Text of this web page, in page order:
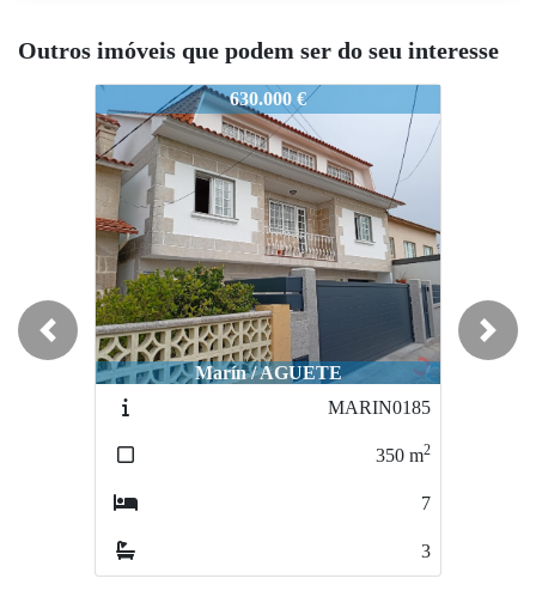
Outros imóveis que podem ser do seu interesse
FORCAREI002630.000 €
Marín / AGUETE
MARIN0185
m2
FORCAREI002575.000 €
Bueu / BELUSO
BUEU0158
Previous Next